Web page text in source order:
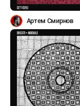
Артем Смирнов